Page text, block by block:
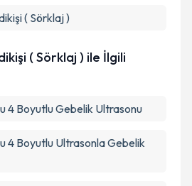
( Sörklaj )
( Sörklaj ) ile İlgili
4 Boyutlu Gebelik Ultrasonu
4 Boyutlu Ultrasonla Gebelik